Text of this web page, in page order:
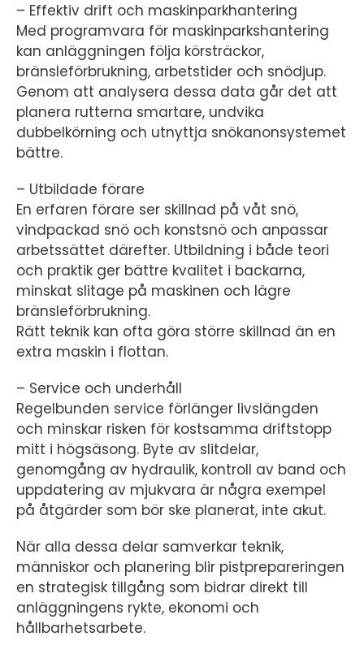
– Effektiv drift och maskinparkhantering
Med programvara för maskinparkshantering
kan anläggningen följa körsträckor,
bränsleförbrukning, arbetstider och snödjup.
Genom att analysera dessa data går det att
planera rutterna smartare, undvika
dubbelkörning och utnyttja snökanonsystemet
bättre.
– Utbildade förare
En erfaren förare ser skillnad på våt snö,
vindpackad snö och konstsnö och anpassar
arbetssättet därefter. Utbildning i både teori
och praktik ger bättre kvalitet i backarna,
minskat slitage på maskinen och lägre
bränsleförbrukning.
Rätt teknik kan ofta göra större skillnad än en
extra maskin i flottan.
– Service och underhåll
Regelbunden service förlänger livslängden
och minskar risken för kostsamma driftstopp
mitt i högsäsong. Byte av slitdelar,
genomgång av hydraulik, kontroll av band och
uppdatering av mjukvara är några exempel
på åtgärder som bör ske planerat, inte akut.
När alla dessa delar samverkar teknik,
människor och planering blir pistprepareringen
en strategisk tillgång som bidrar direkt till
anläggningens rykte, ekonomi och
hållbarhetsarbete.